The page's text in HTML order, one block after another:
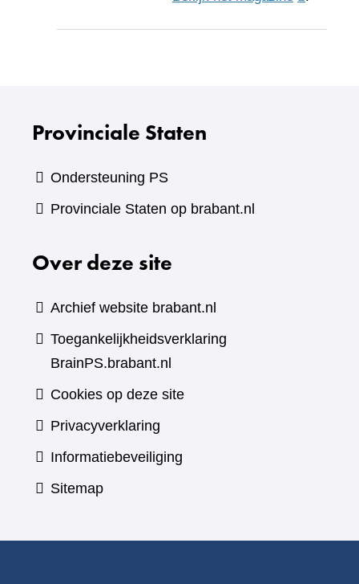
Provinciale Staten
Ondersteuning PS
Provinciale Staten op brabant.nl
Over deze site
Archief website brabant.nl
Toegankelijkheidsverklaring
BrainPS.brabant.nl
Cookies op deze site
Privacyverklaring
Informatiebeveiliging
Sitemap